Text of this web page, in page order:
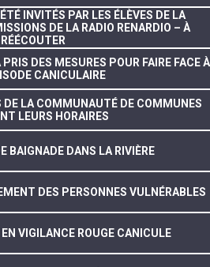
INVITÉS PAR LES ÉLÈVES DE LA
DE LA RADIO RENARDIO – À
RÉÉCOUTER
DES MESURES POUR FAIRE FACE À
CANICULAIRE
DE LA COMMUNAUTÉ DE COMMUNES
LEURS HORAIRES
BAIGNADE DANS LA RIVIÈRE
DES PERSONNES VULNÉRABLES
VIGILANCE ROUGE CANICULE